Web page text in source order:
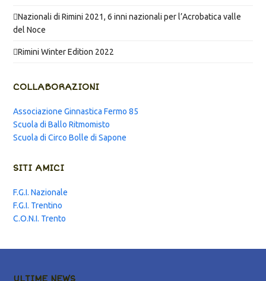
Nazionali di Rimini 2021, 6 inni nazionali per l’Acrobatica valle
del Noce
Rimini Winter Edition 2022
COLLABORAZIONI
Associazione Ginnastica Fermo 85
Scuola di Ballo Ritmomisto
Scuola di Circo Bolle di Sapone
SITI AMICI
F.G.I. Nazionale
F.G.I. Trentino
C.O.N.I. Trento
ULTIME NEWS